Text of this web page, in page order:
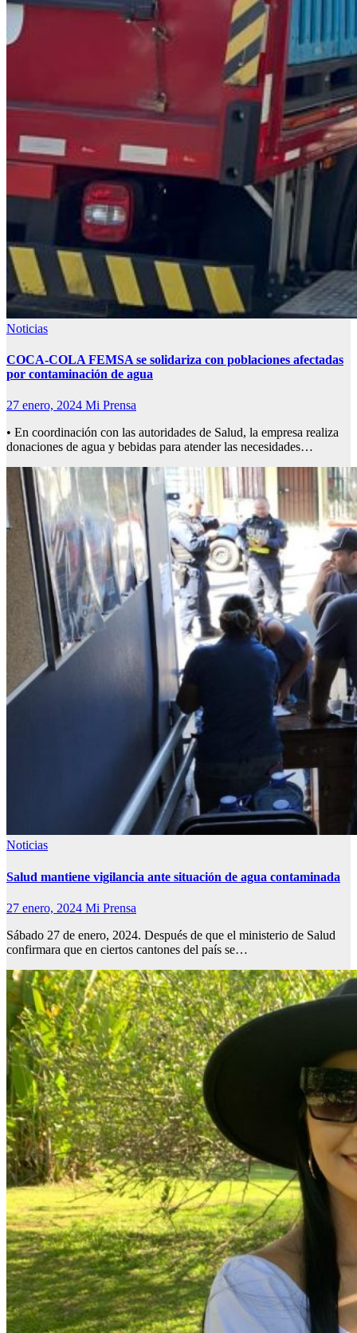
Noticias
COCA-COLA FEMSA se solidariza con poblaciones afectadas
por contaminación de agua
27 enero, 2024 Mi Prensa
• En coordinación con las autoridades de Salud, la empresa realiza
donaciones de agua y bebidas para atender las necesidades…
Noticias
Salud mantiene vigilancia ante situación de agua contaminada
27 enero, 2024 Mi Prensa
Sábado 27 de enero, 2024. Después de que el ministerio de Salud
confirmara que en ciertos cantones del país se…